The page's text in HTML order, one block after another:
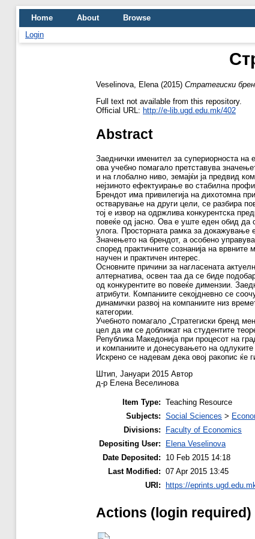
Home About
Browse
Login
Veselinova, Elena (2015) Стратегиски
Full text not available from this repository.
Official URL: http://e-lib.ugd.edu.mk/402
Abstract
Заеднички именител за супериорноста на
ова учебно помагало претставува
и на глобално ниво, земајќи ја предвид
нејзиното ефектуирање во стабилна
Брендот има привилегија на дихотомна
остварување на други цели, се разбира
тој е извор на одржлива конкурентска
повеќе од јасно. Ова е уште еден обид да
улога. Просторната рамка за докажување
Значењето на брендот, а особено
според практичните сознанија на
научен и практичен интерес.
Основните причини за нагласената
алтернатива, освен таа да се биде
од конкурентите во повеќе димензии.
атрибути. Компаниите секојдневно се
динамички развој на компаниите низ
категории.
Учебното помагало „Стратегиски бренд
цел да им се доближат на студентите
Република Македонија при процесот на
и компаниите и донесувањето на одлуките
Искрено се надевам дека овој ракопис ќе
Штип, Јануари 2015 Автор
д-р Елена Веселинова
Item Type: Teaching Resource
Subjects: Social Sciences >
Divisions:
Faculty of Economics
Depositing User:
Elena Veselinova
Date Deposited:
10 Feb 2015 14:18
Last Modified: 07 Apr 2015 13:45
URI:
https://
Actions (login required)